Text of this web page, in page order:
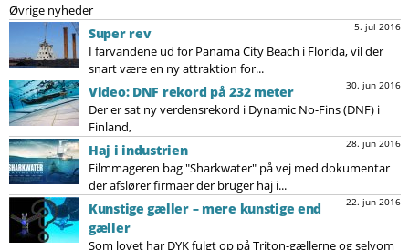
Øvrige nyheder
5. jul 2016
Super rev
I farvandene ud for Panama City Beach i Florida, vil der
snart være en ny attraktion for...
30. jun 2016
Video: DNF rekord på 232 meter
Der er sat ny verdensrekord i Dynamic No-Fins (DNF) i
Finland,
28. jun 2016
Haj i industrien
Filmmageren bag "Sharkwater" på vej med dokumentar
der afslører firmaer der bruger haj i...
22. jun 2016
Kunstige gæller – mere kunstige end
gæller
Som lovet har DYK fulgt op på Triton-gællerne og selvom